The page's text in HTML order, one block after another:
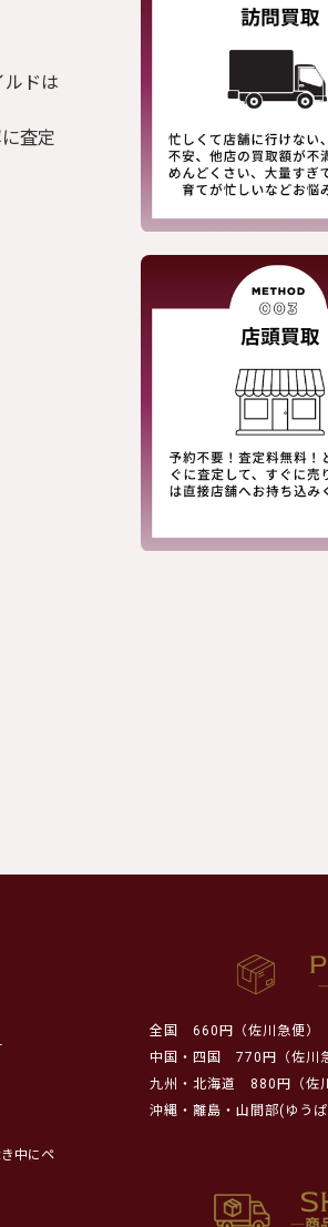
ルドは
査定
中にペ
全国
660円（佐川急便）
中国・四国
770円（佐川
九州・北海道
880円（佐
沖縄・離島・山間部(ゆう